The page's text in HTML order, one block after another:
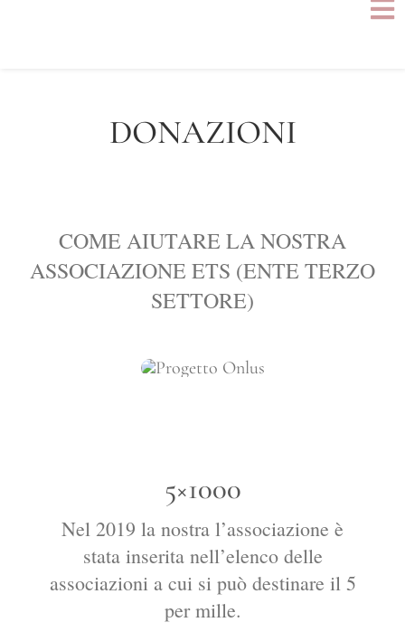
EDITORIA
ASSOCIAZIONE ETS I PROGETTI
AREA RISERVATA
DONAZIONI
COME AIUTARE LA NOSTRA
ASSOCIAZIONE ETS (ENTE TERZO
SETTORE)
5×1000
Nel 2019 la nostra l’associazione è
stata inserita nell’elenco delle
associazioni a cui si può destinare il 5
per mille.